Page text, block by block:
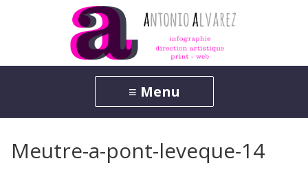
Meutre-a-pont-leveque-14